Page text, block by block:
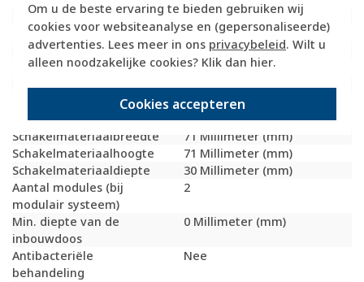
Om u de beste ervaring te bieden gebruiken wij
cookies voor websiteanalyse en (gepersonaliseerde)
advertenties. Lees meer in ons privacybeleid. Wilt u
alleen noodzakelijke cookies? Klik dan hier.
Cookies accepteren
Slagvastheid
IK05
Incl. connectoren
Nee
Draagring
Ja
Transparant
Nee
Uitvoering oppervlakte
Mat
beschermingsgraad (IP)
IP20
Schakelmateriaalbreedte
71 Millimeter (mm)
Schakelmateriaalhoogte
71 Millimeter (mm)
Schakelmateriaaldiepte
30 Millimeter (mm)
Aantal modules (bij
modulair systeem)
2
Min. diepte van de
inbouwdoos
0 Millimeter (mm)
Antibacteriële
behandeling
Nee